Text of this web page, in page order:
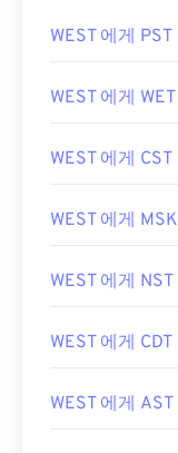
WEST 에게 PST
WEST 에게 WET
WEST 에게 CST
WEST 에게 MSK
WEST 에게 NST
WEST 에게 CDT
WEST 에게 AST